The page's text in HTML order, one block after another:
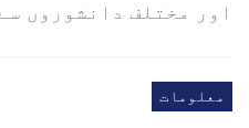
اور مختلف دانشوروں
معلومات